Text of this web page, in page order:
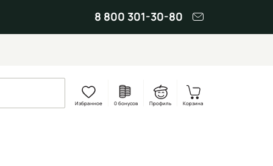
8 800 301-30-80
Избранное 0 бонусов Профиль Корзина